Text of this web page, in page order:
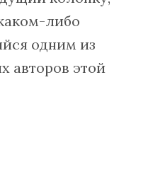
либо
одним из
авторов этой